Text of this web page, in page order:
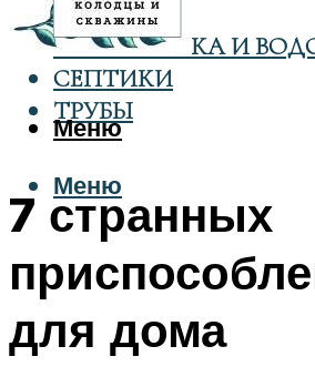
КОЛОДЦЫ
САНТЕХНИКА И
СЕПТИКИ
ТРУБЫ
Меню
Меню
7 странных
для дома